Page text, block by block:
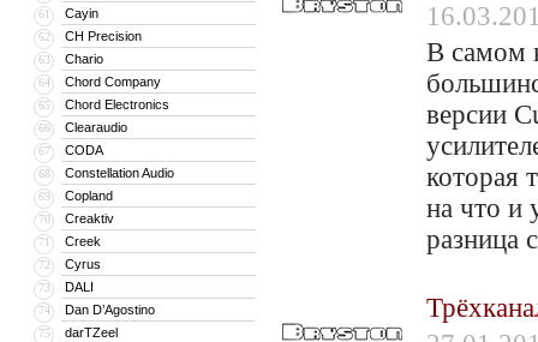
61 Cayin
62 CH Precision
63 Chario
64 Chord Company
65 Chord Electronics
66 Clearaudio
67 CODA
68 Constellation Audio
69 Copland
70 Creaktiv
71 Creek
72 Cyrus
73 DALI
74 Dan D’Agostino
75 darTZeel
В самом
версии
которая
на что и
разница